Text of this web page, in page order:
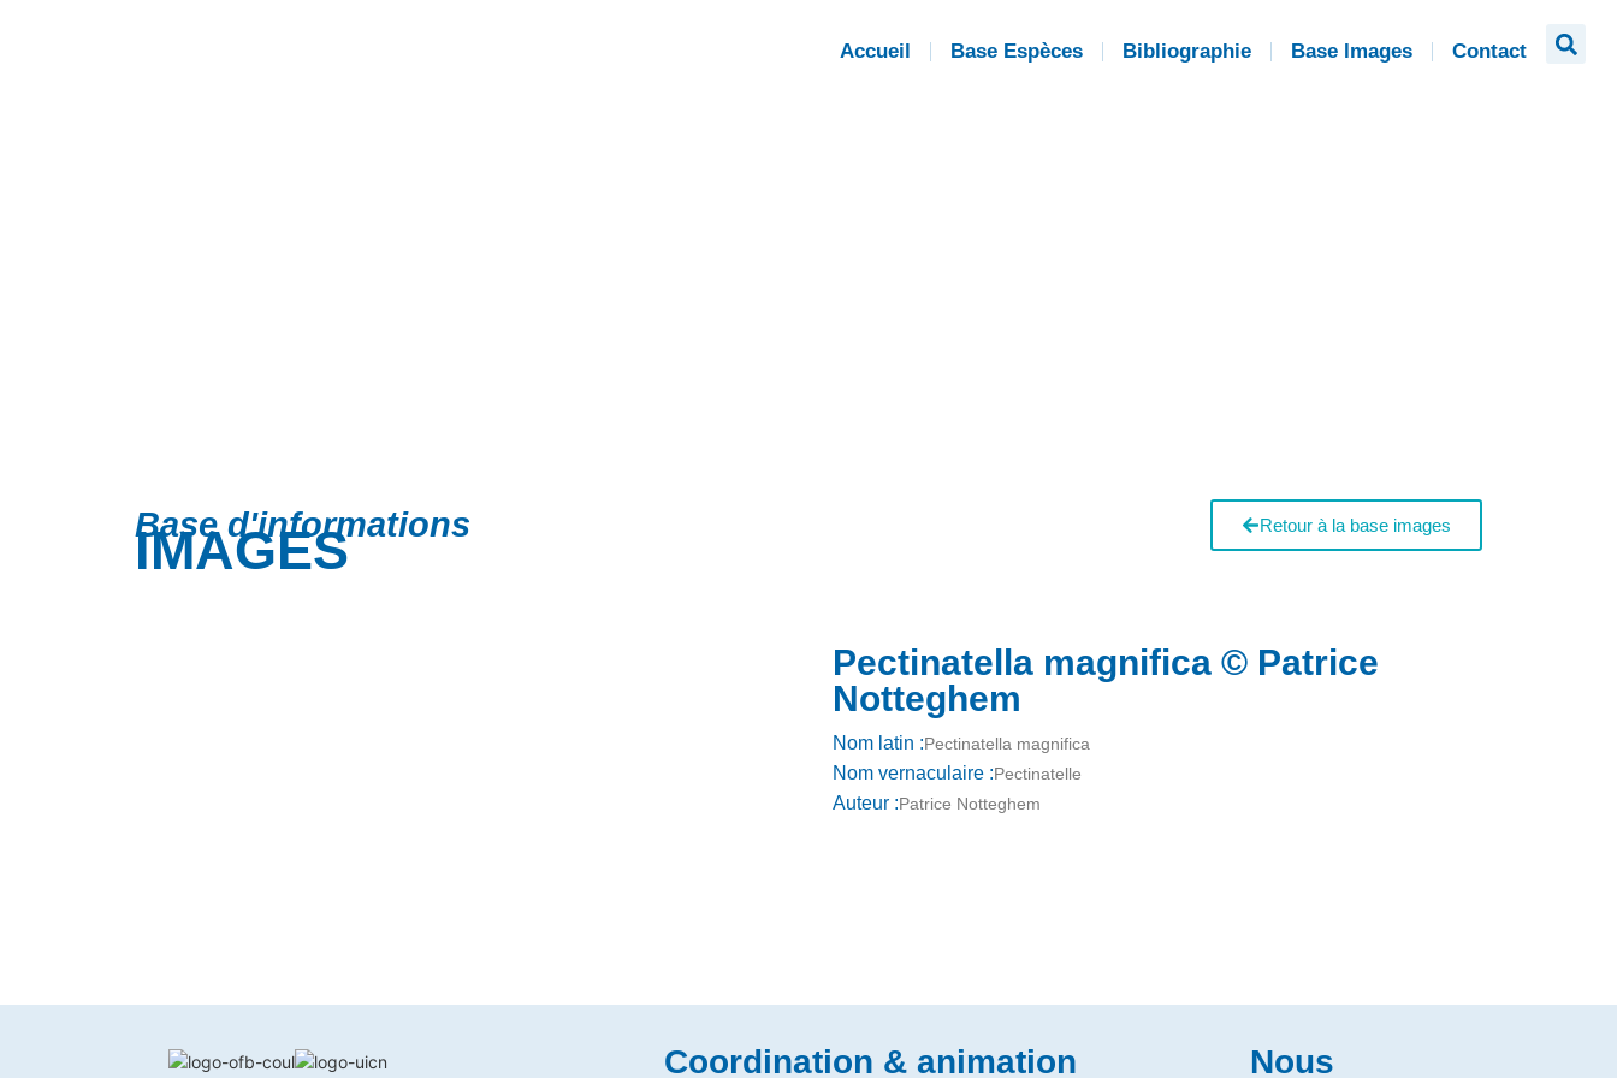
Accueil Base Espèces Bibliographie Base Images Contact
Base d'informations
IMAGES Retour à la base images
Pectinatella magnifica © Patrice
Notteghem
Nom latin :Pectinatella magnifica
Nom vernaculaire :Pectinatelle
Auteur :Patrice Notteghem
Coordination & animation
Nous